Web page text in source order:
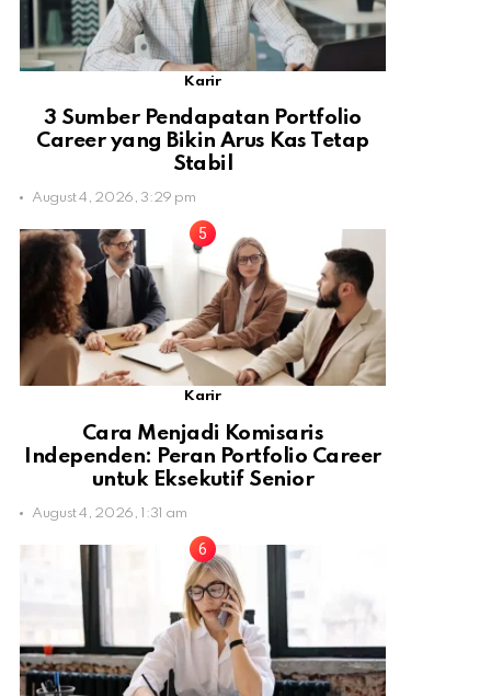
Karir
3 Sumber Pendapatan Portfolio
Career yang Bikin Arus Kas Tetap
Stabil
August 4, 2026, 3:29 pm
Karir
Cara Menjadi Komisaris
Independen: Peran Portfolio Career
untuk Eksekutif Senior
August 4, 2026, 1:31 am